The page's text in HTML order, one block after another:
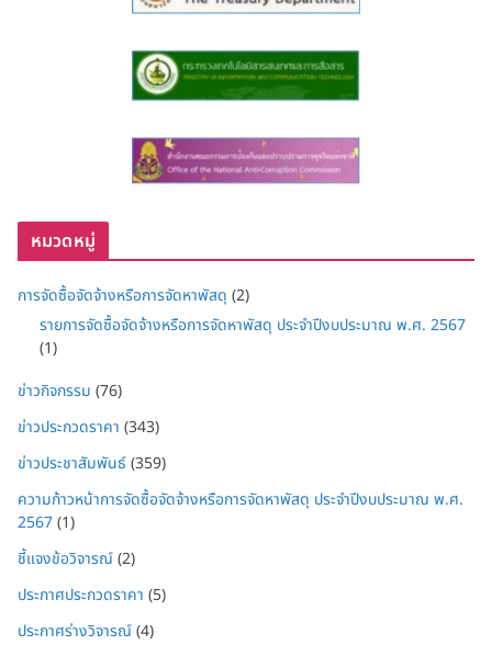
หมวดหมู่
การจัดซื้อจัดจ้างหรือการจัดหาพัสดุ (2)
รายการจัดซื้อจัดจ้างหรือการจัดหาพัสดุ ประจำปีงบประมาณ พ.ศ. 2567
(1)
ข่าวกิจกรรม (76)
ข่าวประกวดราคา (343)
ข่าวประชาสัมพันธ์(359)
ความก้าวหน้าการจัดซื้อจัดจ้างหรือการจัดหาพัสดุ ประจำปีงบประมาณ พ.ศ.
2567(1)
ชี้แจงข้อวิจารณ์(2)
ประกาศประกวดราคา (5)
ประกาศร่างวิจารณ์(4)